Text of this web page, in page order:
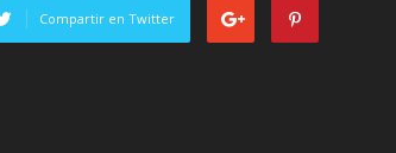
Compartir en Twitter